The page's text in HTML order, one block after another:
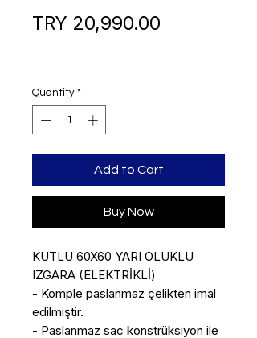
TRY 20,990.00
Quantity *
Add to Cart
Buy Now
KUTLU 60X60 YARI OLUKLU
IZGARA (ELEKTRİKLİ)
- Komple paslanmaz çelikten imal
edilmiştir.
- Paslanmaz sac konstrüksiyon ile